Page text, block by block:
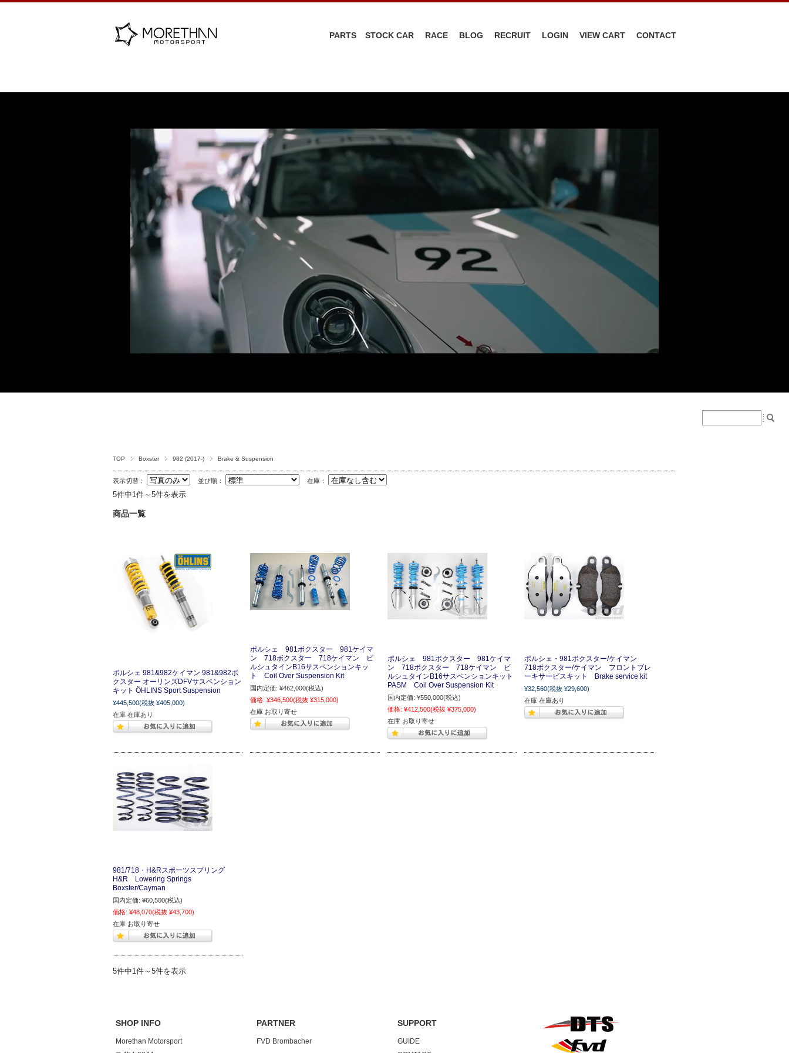
PARTS STOCK CAR RACE BLOG RECRUIT LOGIN VIEW CART CONTACT
TOP Boxster 982 (2017-) Brake & Suspension
表示切替： 並び順： 在庫：
5件中1件～5件を表示
商品一覧
ポルシェ 981&982ケイマン 981&982ボ
クスター オーリンズDFVサスペンション
キット ÖHLINS Sport Suspension
¥445,500(税抜 ¥405,000)
在庫 在庫あり
ポルシェ 981ボクスター 981ケイマ
ン 718ボクスター 718ケイマン ビ
ルシュタインB16サスペンションキッ
ト Coil Over Suspension Kit
国内定価: ¥462,000(税込)
価格: ¥346,500(税抜 ¥315,000)
在庫 お取り寄せ
ポルシェ 981ボクスター 981ケイマ
ン 718ボクスター 718ケイマン ビ
ルシュタインB16サスペンションキット
PASM Coil Over Suspension Kit
国内定価: ¥550,000(税込)
価格: ¥412,500(税抜 ¥375,000)
在庫 お取り寄せ
ポルシェ・981ボクスター/ケイマン
718ボクスター/ケイマン フロントブレ
ーキサービスキット Brake service kit
¥32,560(税抜 ¥29,600)
在庫 在庫あり
981/718・H&Rスポーツスプリング
H&R Lowering Springs
Boxster/Cayman
国内定価: ¥60,500(税込)
価格: ¥48,070(税抜 ¥43,700)
在庫 お取り寄せ
5件中1件～5件を表示
SHOP INFO
Morethan Motorsport
PARTNER
FVD Brombacher
SUPPORT
GUIDE